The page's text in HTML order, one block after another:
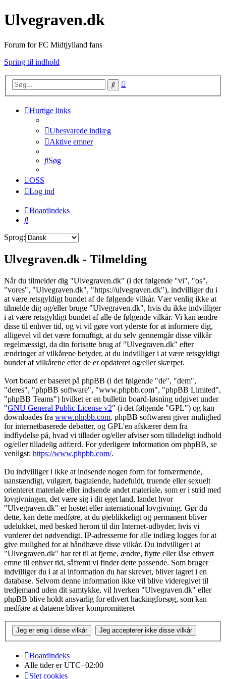
Ulvegraven.dk
Forum for FC Midtjylland fans
Spring til indhold
Søg
Hurtige links
Ubesvarede indlæg
Aktive emner
Søg
OSS
Log ind
Boardindeks
Søg
Sprog:
Ulvegraven.dk - Tilmelding
Når du tilmelder dig "Ulvegraven.dk" (i det følgende "vi", "os",
"vores", "Ulvegraven.dk", "https://ulvegraven.dk"), indvilliger du i
at være retsgyldigt bundet af de følgende vilkår. Vær venlig ikke at
tilmelde dig og/eller bruge "Ulvegraven.dk", hvis du ikke indvilliger
i at være retsgyldigt bundet af alle de følgende vilkår. Vi kan ændre
disse til enhver tid, og vi vil gøre vort yderste for at informere dig,
alligevel vil det være fornuftigt, at du selv gennemgår disse vilkår
regelmæssigt, da din fortsatte brug af "Ulvegraven.dk" efter
ændringer af vilkårene betyder, at du indvilliger i at være retsgyldigt
bundet af vilkårene efter de er opdateret og/eller skærpet.
Vort board er baseret på phpBB (i det følgende "de", "dem",
"deres", "phpBB software", "www.phpbb.com", "phpBB Limited",
"phpBB Teams") hvilket er en bulletin board-løsning udgivet under
"GNU General Public License v2" (i det følgende "GPL") og kan
downloades fra www.phpbb.com. phpBB softwaren giver mulighed
for internetbaserede debatter, og GPL'en afskærer dem fra
indflydelse på, hvad vi tillader og/eller afviser som tilladeligt indhold
og/eller tilladelig adfærd. For yderligere information om phpBB, se
venligst: https://www.phpbb.com/.
Du indvilliger i ikke at indsende nogen form for fornærmende,
uanstændigt, vulgært, bagtalende, hadefuldt, truende eller sexuelt
orienteret materiale eller indsende andet materiale, som er i strid med
lovgivningen, det være sig i dit eget land, landet hvor
"Ulvegraven.dk" er hostet eller international lovgivning. Gør du
dette, kan dette medføre, at du øjeblikkeligt og permanent bliver
udelukket, med besked herom til din Internet-udbyder, hvis vi
vurderer det nødvendigt. IP-adresserne for alle indlæg logges for at
give mulighed for at håndhæve disse vilkår. Du indvilliger i at
"Ulvegraven.dk" har ret til at fjerne, ændre, flytte eller låse ethvert
emne til enhver tid, såfremt vi finder dette passende. Som bruger
indvilliger du i at al information du har skrevet, bliver lagret i en
database. Selvom denne information ikke vil blive videregivet til
tredjemand uden dit samtykke, vil hverken "Ulvegraven.dk" eller
phpBB blive holdt ansvarlig for ethvert hackingforsøg, som kan
medføre at dataene bliver kompromitteret
Boardindeks
Alle tider erUTC+02:00
Slet cookies